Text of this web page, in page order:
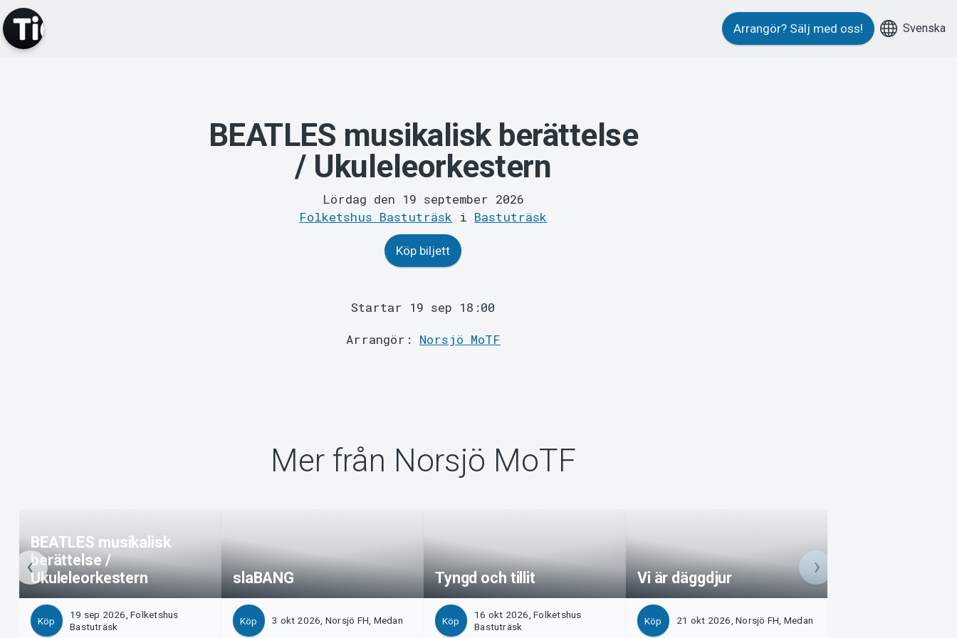
Arrangör? Sälj med oss! Svenska
BEATLES musikalisk berättelse
/ Ukuleleorkestern
Lördag den 19 september 2026
Folketshus Bastuträsk i Bastuträsk
Köp biljett
Startar 19 sep 18:00
Arrangör: Norsjö MoTF
Mer från Norsjö MoTF
BEATLES musikalisk
berättelse /
Ukuleleorkestern
Köp
19 sep 2026, Folketshus
Bastuträsk
slaBANG
Köp 3 okt 2026, Norsjö FH, Medan
Tyngd och tillit
Köp
16 okt 2026, Folketshus
Bastuträsk
Vi är däggdjur
Köp 21 okt 2026, Norsjö FH, Medan